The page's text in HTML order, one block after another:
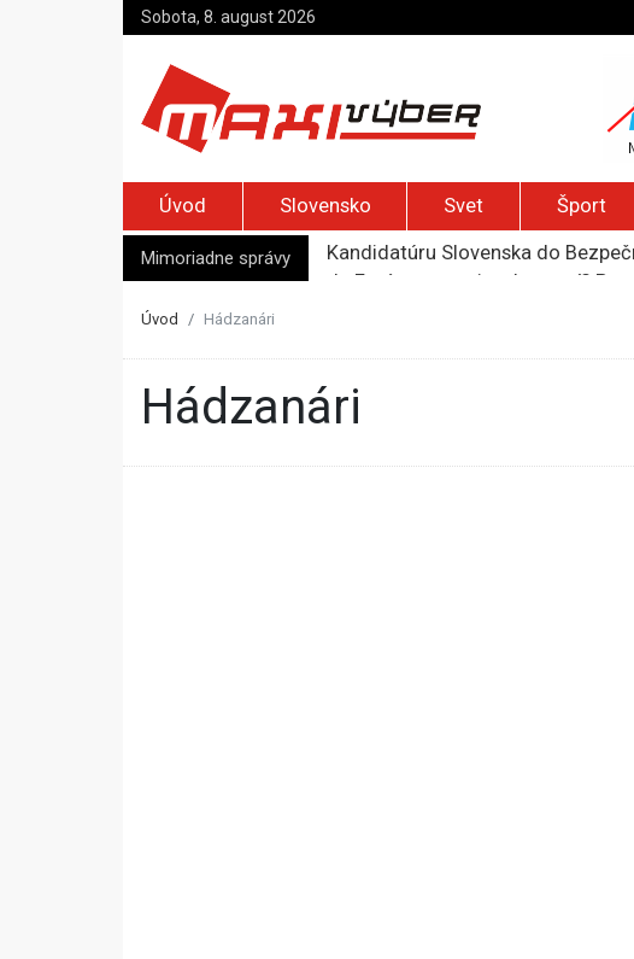
Sobota, 8. august 2026
Úvod Slovensko Svet Šport
Mimoriadne správy
Kandidatúru Slovenska do
Je Európa naozaj v ohrození?
Úvod Hádzanári
Hádzanári